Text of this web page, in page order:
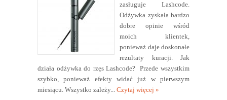
zasługuje Lashcode.
Odżywka zyskała bardzo
dobre opinie wśród
moich klientek,
ponieważ daje doskonałe
rezultaty kuracji. Jak
działa odżywka do rzęs Lashcode? Przede wszystkim
szybko, ponieważ efekty widać już w pierwszym
miesiącu. Wszystko zależy...
Czytaj więcej »